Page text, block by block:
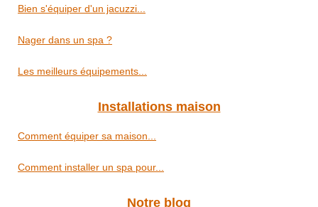
Bien s'équiper d'un jacuzzi...
Nager dans un spa ?
Les meilleurs équipements...
Installations maison
Comment équiper sa maison...
Comment installer un spa pour...
Notre blog